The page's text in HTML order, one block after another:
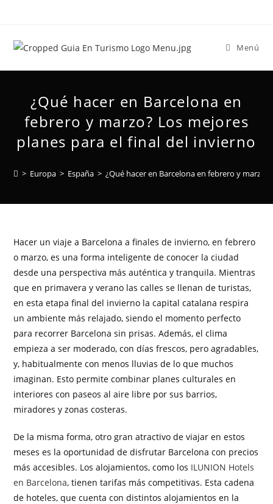
Menú
¿Qué hacer en Barcelona en
febrero y marzo? Los mejores
planes para el final del invierno
> Europa > España > ¿Qué hacer en Barcelona en febrero y
Hacer un viaje a Barcelona a finales de invierno, en febrero
o marzo, es una forma inteligente de conocer la ciudad
desde una perspectiva más auténtica y tranquila. Mientras
que en primavera y verano las calles se llenan de turistas,
en esta etapa final del invierno la capital catalana respira
un ambiente más relajado, siendo el momento perfecto
para recorrer Barcelona sin prisas. Además, el clima
empieza a ser moderado, con días frescos, pero agradables,
y, habitualmente con menos lluvias de lo que muchos
imaginan. Esto permite combinar planes culturales en
interiores con paseos al aire libre por sus barrios,
miradores y zonas costeras.
De la misma forma, otro gran atractivo de viajar en estos
meses es la oportunidad de disfrutar Barcelona con precios
más accesibles. Los alojamientos, como los ILUNION Hotels
en Barcelona, tienen tarifas más competitivas. Esta cadena
de hoteles, que cuenta con distintos alojamientos en la